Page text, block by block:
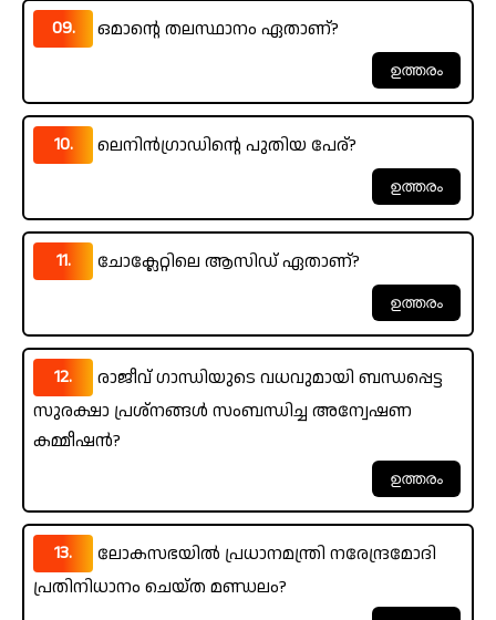
09. ഒമാന്റെ തലസ്ഥാനം ഏതാണ്?
10. ലെനിൻഗ്രാഡിന്റെ പുതിയ പേര്?
11. ചോക്ലേറ്റിലെ ആസിഡ് ഏതാണ്?
12.
രാജീവ് ഗാന്ധിയുടെ വധവുമായി ബന്ധപ്പെട്ട
സുരക്ഷാ പ്രശ്‌നങ്ങൾ സംബന്ധിച്ച അന്വേഷണ
കമ്മീഷൻ?
13.
ലോകസഭയിൽ പ്രധാനമന്ത്രി നരേന്ദ്രമോദി
പ്രതിനിധാനം ചെയ്ത മണ്ഡലം?